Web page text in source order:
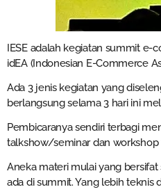
IESE adalah kegiatan summit e-
idEA (Indonesian E-Commerce
Ada 3 jenis kegiatan yang
berlangsung selama 3 hari ini
Pembicaranya sendiri terbagi
talkshow/seminar dan workshop
Aneka materi mulai yang bersifat
ada di summit. Yang lebih teknis